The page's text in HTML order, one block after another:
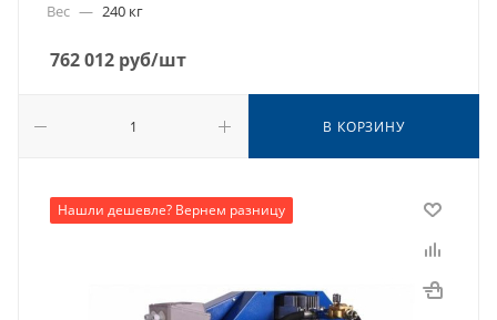
Вес — 240 кг
762 012 руб/шт
В КОРЗИНУ
Нашли дешевле? Вернем разницу